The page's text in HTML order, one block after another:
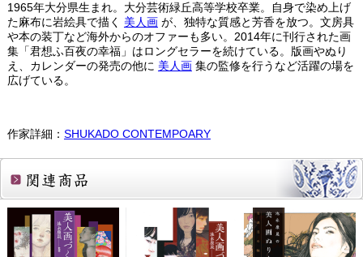
1965年大分県生まれ。大分芸術緑丘高等学校卒業。自身で染め上げ
た麻布に岩絵具で描く 美人画が、独特な質感と芳香を放つ。文房具
や本の装丁など海外からのオファーも多い。2014年に刊行された画
集「君想ふ百夜の幸福」はロングセラーを続けている。版画やぬり
え、カレンダーの発売の他に 美人画集の監修を行うなど活躍の場を
広げている。
作家詳細： SHUKADO CONTEMPOARY
関連商品